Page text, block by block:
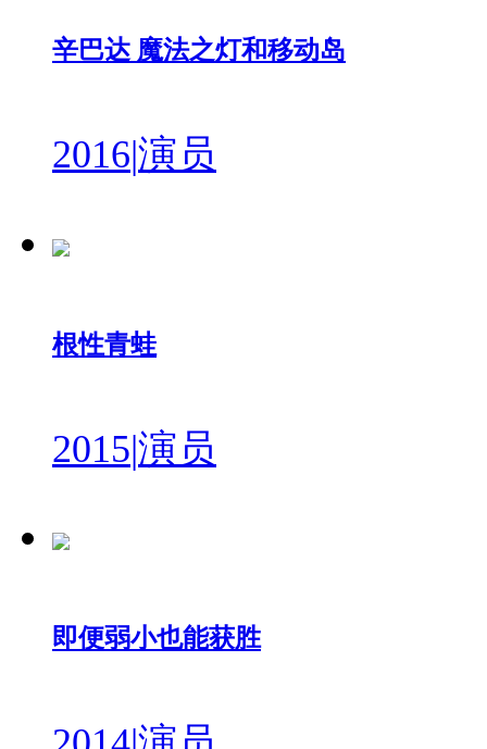
辛巴达 魔法之灯和移动岛
2016|演员
根性青蛙
2015|演员
即便弱小也能获胜